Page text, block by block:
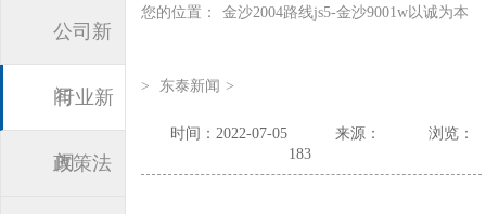
公司新
闻
行业新
闻
政策法
您的位置： 金沙2004路线js5-金沙9001w以诚为本
> 东泰新闻 >
时间：2022-07-05 来源：
浏览：
183